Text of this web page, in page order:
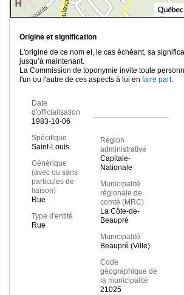
Origine et signification
L'origine de ce nom et, le cas échéant, sa
jusqu’à maintenant.
La Commission de toponymie invite toute
l'un ou l'autre de ces aspects à lui en faire part.
Date
d'officialisation
1983-10-06
Spécifique
Saint-Louis
Générique
(avec ou sans
particules de
liaison)
Rue
Type d'entité
Rue
Région
administrative
Capitale-
Nationale
Municipalité
régionale de
comté (MRC)
La Côte-de-
Beaupré
Municipalité
Beaupré (Ville)
Code
géographique de
la municipalité
21025